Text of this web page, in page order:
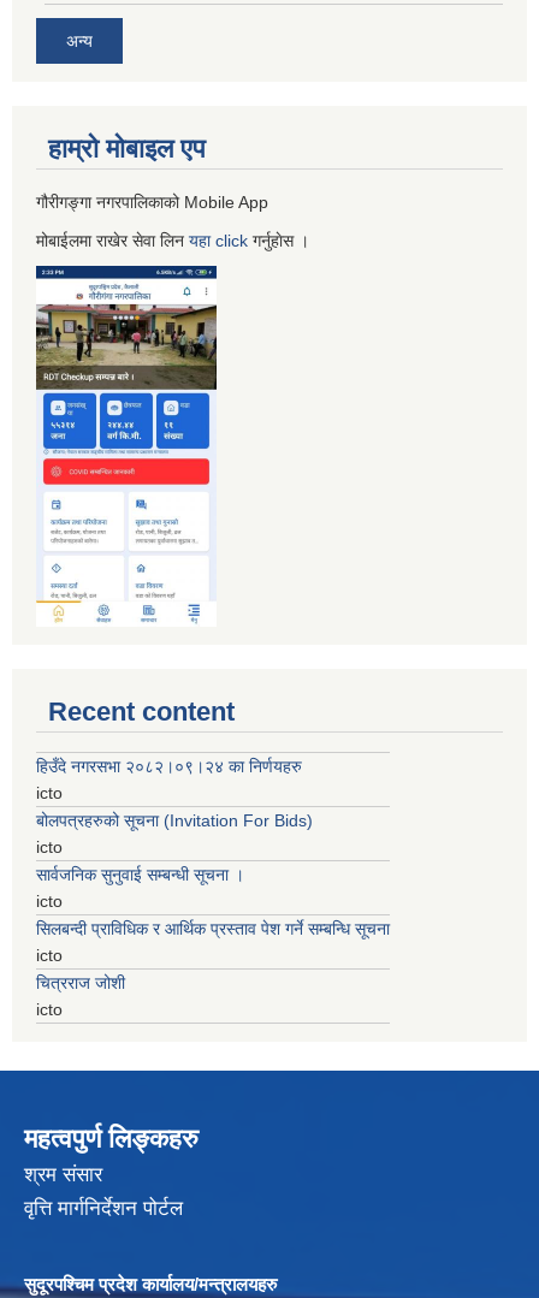
अन्य
हाम्रो माेबाइल एप
गौरीगङ्गा नगरपालिकाको Mobile App
मोबाईलमा राखेर सेवा लिन यहाclick गर्नुहाेस ।
Recent content
हिउँदे नगरसभा २०८२।०९।२४ का निर्णयहरु
icto
बोलपत्रहरुको सूचना (Invitation For Bids)
icto
सार्वजनिक सुनुवाई सम्बन्धी सूचना ।
icto
सिलबन्दी प्राविधिक र आर्थिक प्रस्ताव पेश गर्ने सम्बन्धि सूचना
icto
चित्रराज जोशी
icto
महत्वपुर्ण लिङ्कहरु
श्रम संसार
वृत्ति मार्गनिर्देशन पोर्टल
सुदूरपश्चिम प्रदेश कार्यालय/मन्त्रालयहरु